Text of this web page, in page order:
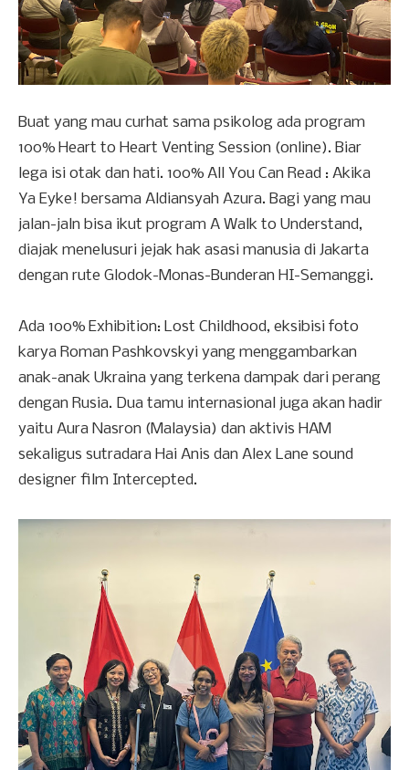
Buat yang mau curhat sama psikolog ada program
100% Heart to Heart Venting Session (online). Biar
lega isi otak dan hati. 100% All You Can Read : Akika
Ya Eyke! bersama Aldiansyah Azura. Bagi yang mau
jalan-jaln bisa ikut program A Walk to Understand,
diajak menelusuri jejak hak asasi manusia di Jakarta
dengan rute Glodok-Monas-Bunderan HI-Semanggi.
Ada 100% Exhibition: Lost Childhood, eksibisi foto
karya Roman Pashkovskyi yang menggambarkan
anak-anak Ukraina yang terkena dampak dari perang
dengan Rusia. Dua tamu internasional juga akan hadir
yaitu Aura Nasron (Malaysia) dan aktivis HAM
sekaligus sutradara Hai Anis dan Alex Lane sound
designer film Intercepted.